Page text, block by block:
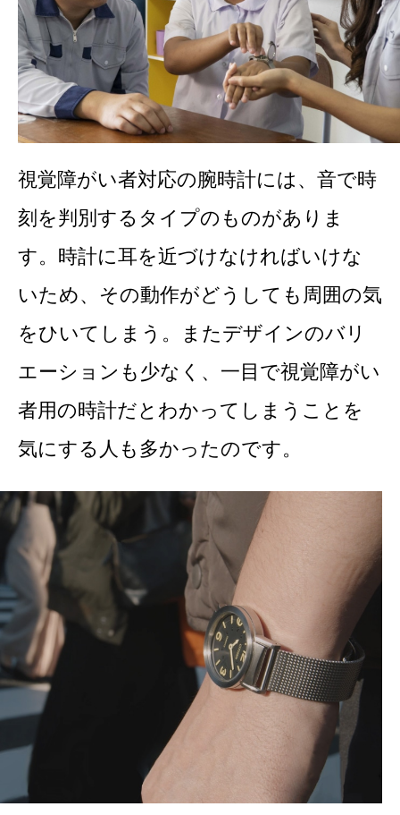
視覚障がい者対応の腕時計には、音で時
刻を判別するタイプのものがありま
す。時計に耳を近づけなければいけな
いため、その動作がどうしても周囲の気
をひいてしまう。またデザインのバリ
エーションも少なく、一目で視覚障がい
者用の時計だとわかってしまうことを
気にする人も多かったのです。